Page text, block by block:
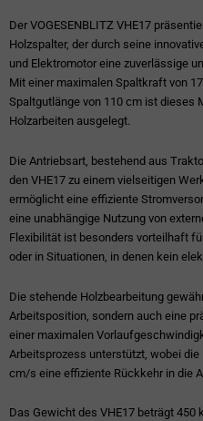
Der VOGESENBLITZ VHE17
Holzspalter, der durch seine
und Elektromotor eine zuverlässige
Mit einer maximalen Spaltkraft von
Spaltgutlänge von 110 cm ist dieses
Holzarbeiten ausgelegt.
Die Antriebsart, bestehend aus
den VHE17 zu einem vielseitigen
ermöglicht eine effiziente
eine unabhängige Nutzung von
Flexibilität ist besonders vorteilhaft
oder in Situationen, in denen kein
Die stehende Holzbearbeitung
Arbeitsposition, sondern auch eine
einer maximalen
Arbeitsprozess unterstützt, wobei
cm/s eine effiziente Rückkehr in die
Das Gewicht des VHE17 beträgt